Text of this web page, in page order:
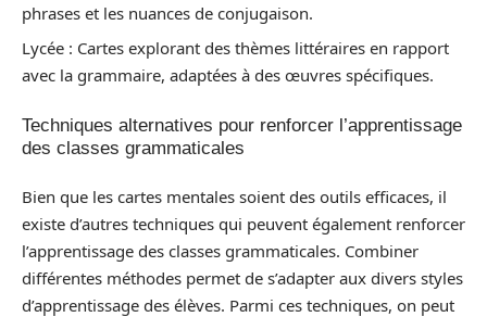
phrases et les nuances de conjugaison.
Lycée : Cartes explorant des thèmes littéraires en rapport
avec la grammaire, adaptées à des œuvres spécifiques.
Techniques alternatives pour renforcer l’apprentissage
des classes grammaticales
Bien que les cartes mentales soient des outils efficaces, il
existe d’autres techniques qui peuvent également renforcer
l’apprentissage des classes grammaticales. Combiner
différentes méthodes permet de s’adapter aux divers styles
d’apprentissage des élèves. Parmi ces techniques, on peut